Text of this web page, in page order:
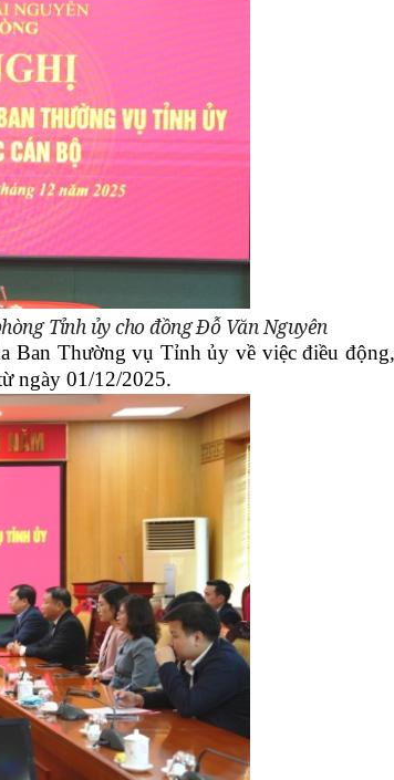
Tỉnh ủycho đồng Đỗ Văn Nguyên
Thường vụ Tỉnh ủy về việc điều
ngày 01/12/2025.